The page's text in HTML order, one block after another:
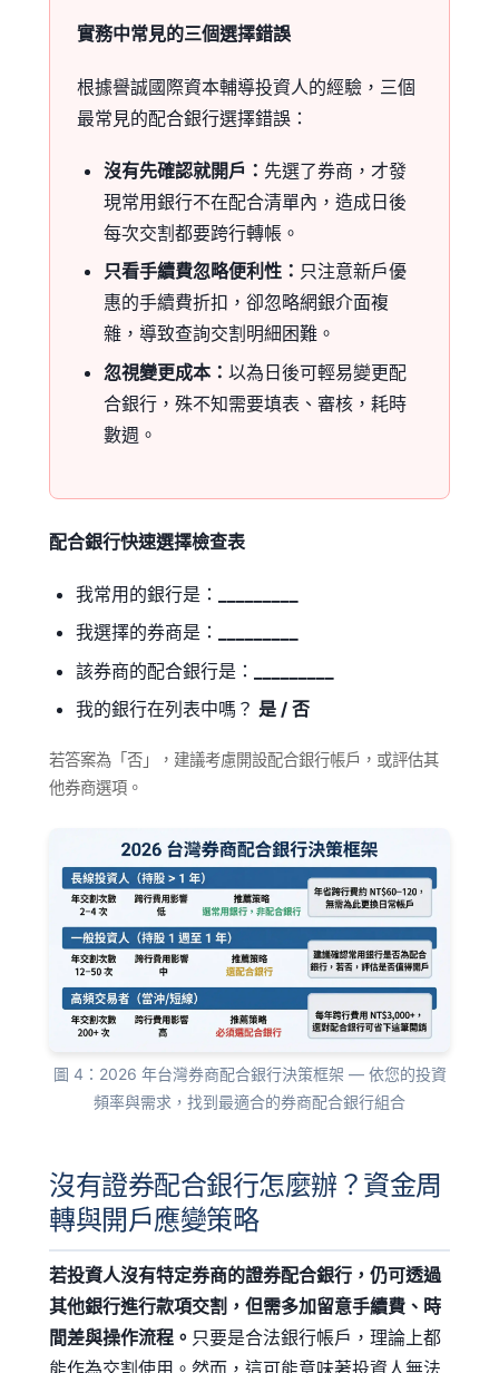
實務中常見的三個選擇錯誤
根據譽誠國際資本輔導投資人的經驗，三個
最常見的配合銀行選擇錯誤：
沒有先確認就開戶： 先選了券商，才發
現常用銀行不在配合清單內，造成日後
每次交割都要跨行轉帳。
只看手續費忽略便利性： 只注意新戶優
惠的手續費折扣，卻忽略網銀介面複
雜，導致查詢交割明細困難。
忽視變更成本： 以為日後可輕易變更配
合銀行，殊不知需要填表、審核，耗時
數週。
配合銀行快速選擇檢查表
我常用的銀行是：
我選擇的券商是：
該券商的配合銀行是：
我的銀行在列表中嗎？ 是 / 否
若答案為「否」，建議考慮開設配合銀行帳戶，或評估其
他券商選項。
圖 4：2026 年台灣券商配合銀行決策框架 — 依您的投資
頻率與需求，找到最適合的券商配合銀行組合
沒有證券配合銀行怎麼辦？資金周
轉與開戶應變策略
若投資人沒有特定券商的證券配合銀行，仍可透過
其他銀行進行款項交割，但需多加留意手續費、時
間差與操作流程。 只要是合法銀行帳戶，理論上都